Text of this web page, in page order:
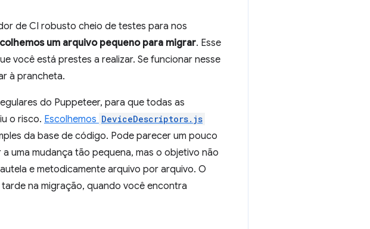
de CI robusto cheio de testes para nos
um arquivo pequeno para migrar. Esse
você está prestes a realizar. Se funcionar nesse
à prancheta.
do Puppeteer, para que todas as
o risco. Escolhemos DeviceDescriptors.js
da base de código. Pode parecer um pouco
uma mudança tão pequena, mas o objetivo não
e metodicamente arquivo por arquivo. O
na migração, quando você encontra